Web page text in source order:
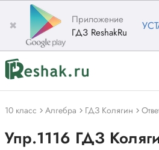
✖
Приложение
ГДЗ ReshakRu
10 класс Алгебра ГДЗ Колягин
Упр.1116 ГДЗ